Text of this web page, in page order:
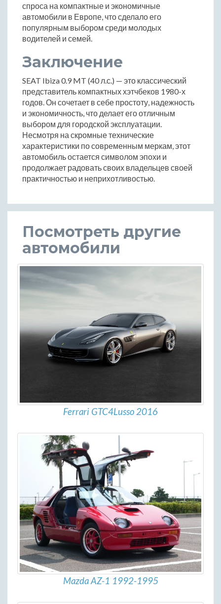
спроса на компактные и экономичные
автомобили в Европе, что сделало его
популярным выбором среди молодых
водителей и семей.
Заключение
SEAT Ibiza 0.9 MT (40 л.с.) — это классический
представитель компактных хэтчбеков 1980-х
годов. Он сочетает в себе простоту, надежность
и экономичность, что делает его отличным
выбором для городской эксплуатации.
Несмотря на скромные технические
характеристики по современным меркам, этот
автомобиль остается символом эпохи и
продолжает радовать своих владельцев своей
практичностью и неприхотливостью.
Посмотреть другие
автомобили
Ferrari GTC4Lusso 2016
Mazda AZ-1 1992-1995